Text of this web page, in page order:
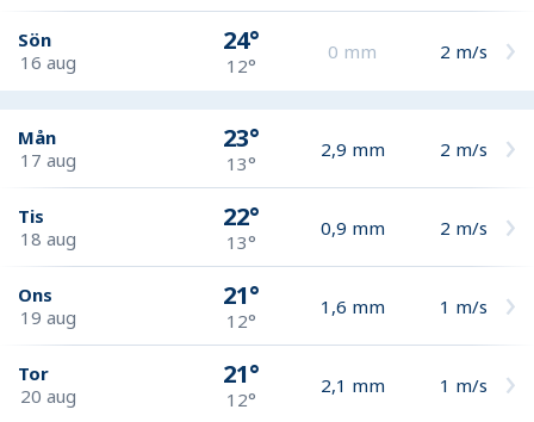
Sön
16 aug
24°
12°
0 mm 2 m/s
Mån
17 aug
23°
13°
2,9 mm 2 m/s
Tis
18 aug
22°
13°
0,9 mm 2 m/s
Ons
19 aug
21°
12°
1,6 mm 1 m/s
Tor
20 aug
21°
12°
2,1 mm 1 m/s